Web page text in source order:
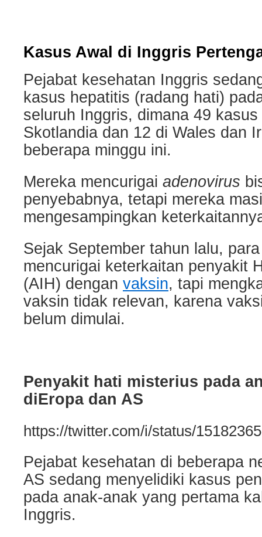
Kasus Awal di Inggris
Pejabat kesehatan Inggris
kasus hepatitis (radang hati)
seluruh Inggris, dimana 49
Skotlandia dan 12 di Wales dan
beberapa minggu ini.
Mereka mencurigai adenovirus
penyebabnya, tetapi mereka
mengesampingkan
Sejak September tahun lalu,
mencurigai keterkaitan penyakit
(AIH) dengan vaksin, tapi
vaksin tidak relevan, karena
belum dimulai.
Penyakit hati misterius pada
diEropa dan AS
https://twitter.com/i/status/
Pejabat kesehatan di beberapa
AS sedang menyelidiki kasus
pada anak-anak yang pertama
Inggris.